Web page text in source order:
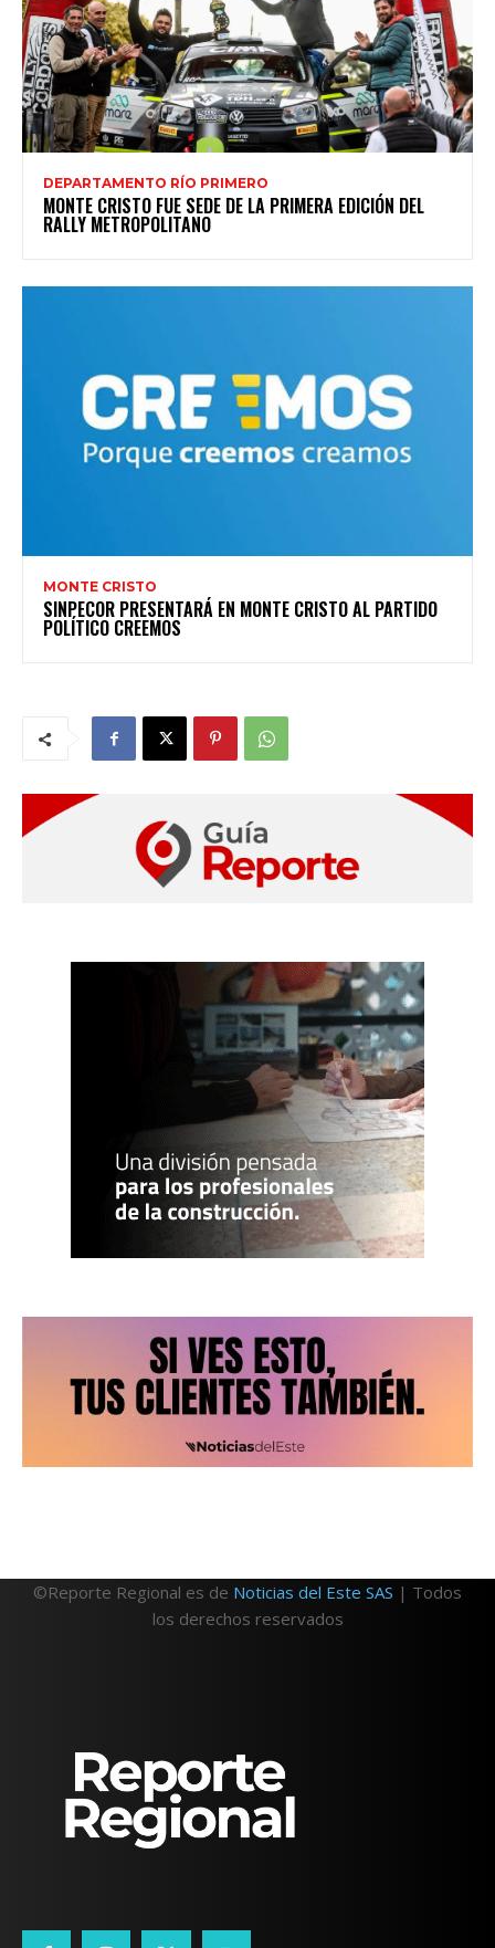
DEPARTAMENTO RÍO PRIMERO
MONTE CRISTO FUE SEDE DE LA PRIMERA EDICIÓN DEL
RALLY METROPOLITANO
MONTE CRISTO
SINPECOR PRESENTARÁ EN MONTE CRISTO AL PARTIDO
POLÍTICO CREEMOS
©Reporte Regional es de Noticias del Este SAS | Todos
los derechos reservados